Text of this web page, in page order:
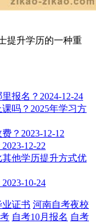
提升学历的一种重
报名？ 2024-12-24
吗？2025年学习方
？ 2023-12-12
2023-12-22
其他学历提升方式优
2023-10-24
业证书 河南自考夜校
自考10月报名 自考